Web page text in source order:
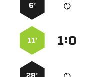
6’
:
11’
28’